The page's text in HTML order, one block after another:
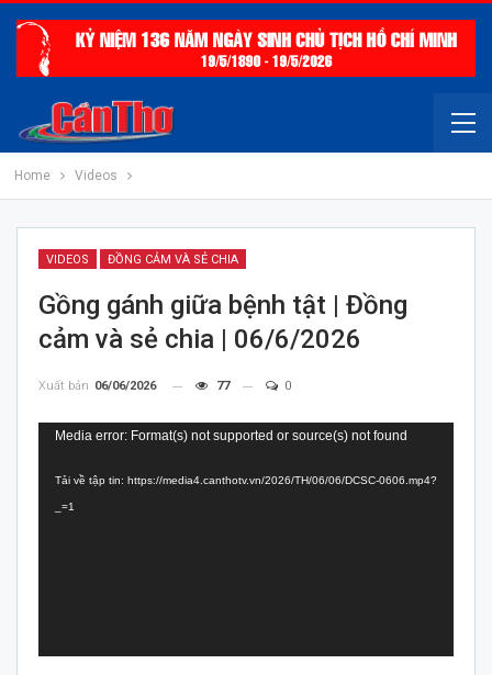
Home Videos
VIDEOS ĐỒNG CẢM VÀ SẺ CHIA
Gồng gánh giữa bệnh tật | Đồng
cảm và sẻ chia | 06/6/2026
Xuất bản 06/06/2026 77 0
Trình
Video
Media error: Format(s) not supported or source(s) not found
Tải về tập tin: https://media4.canthotv.vn/2026/TH/06/06/DCSC-0606.mp4?
_=1